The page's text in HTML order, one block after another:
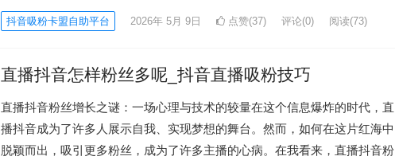
抖音吸粉卡盟自助平台 2026年 5月 9日 点赞(37) 评论(0) 阅读(73)
直播抖音怎样粉丝多呢_抖音直播吸粉技巧
直播抖音粉丝增长之谜：一场心理与技术的较量在这个信息爆炸的时代，直
播抖音成为了许多人展示自我、实现梦想的舞台。然而，如何在这片红海中
脱颖而出，吸引更多粉丝，成为了许多主播的心病。在我看来，直播抖音粉